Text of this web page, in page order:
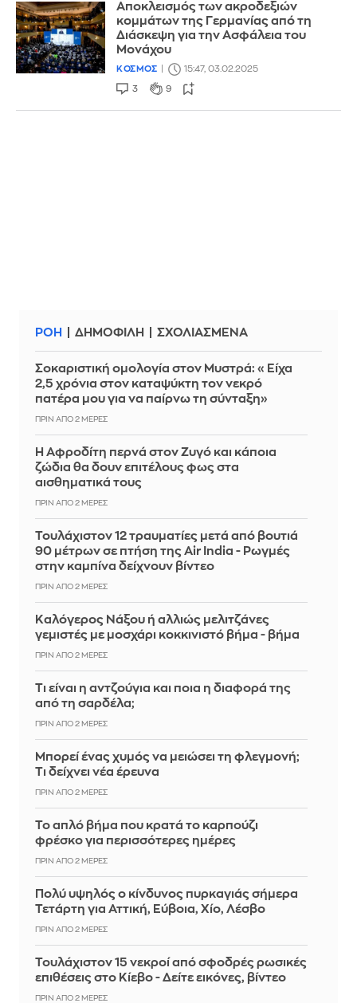
Αποκλεισμός των ακροδεξιών
κομμάτων της Γερμανίας από τη
Διάσκεψη για την Ασφάλεια του
Μονάχου
ΚΟΣΜΟΣ 15:47, 03.02.2025
3 9
ΡΟΗ ΔΗΜΟΦΙΛΗ ΣΧΟΛΙΑΣΜΕΝΑ
Σοκαριστική ομολογία στον Μυστρά: «Είχα
2,5 χρόνια στον καταψύκτη τον νεκρό
πατέρα μου για να παίρνω τη σύνταξη»
ΠΡΙΝ ΑΠΌ 2 ΜΈΡΕΣ
Η Αφροδίτη περνά στον Ζυγό και κάποια
ζώδια θα δουν επιτέλους φως στα
αισθηματικά τους
ΠΡΙΝ ΑΠΌ 2 ΜΈΡΕΣ
Τουλάχιστον 12 τραυματίες μετά από βουτιά
90 μέτρων σε πτήση της Air India - Ρωγμές
στην καμπίνα δείχνουν βίντεο
ΠΡΙΝ ΑΠΌ 2 ΜΈΡΕΣ
Καλόγερος Νάξου ή αλλιώς μελιτζάνες
γεμιστές με μοσχάρι κοκκινιστό βήμα - βήμα
ΠΡΙΝ ΑΠΌ 2 ΜΈΡΕΣ
Τι είναι η αντζούγια και ποια η διαφορά της
από τη σαρδέλα;
ΠΡΙΝ ΑΠΌ 2 ΜΈΡΕΣ
Μπορεί ένας χυμός να μειώσει τη φλεγμονή;
Τι δείχνει νέα έρευνα
ΠΡΙΝ ΑΠΌ 2 ΜΈΡΕΣ
Το απλό βήμα που κρατά το καρπούζι
φρέσκο για περισσότερες ημέρες
ΠΡΙΝ ΑΠΌ 2 ΜΈΡΕΣ
Πολύ υψηλός ο κίνδυνος πυρκαγιάς σήμερα
Τετάρτη για Αττική, Εύβοια, Χίο, Λέσβο
ΠΡΙΝ ΑΠΌ 2 ΜΈΡΕΣ
Τουλάχιστον 15 νεκροί από σφοδρές ρωσικές
επιθέσεις στο Κίεβο - Δείτε εικόνες, βίντεο
ΠΡΙΝ ΑΠΌ 2 ΜΈΡΕΣ